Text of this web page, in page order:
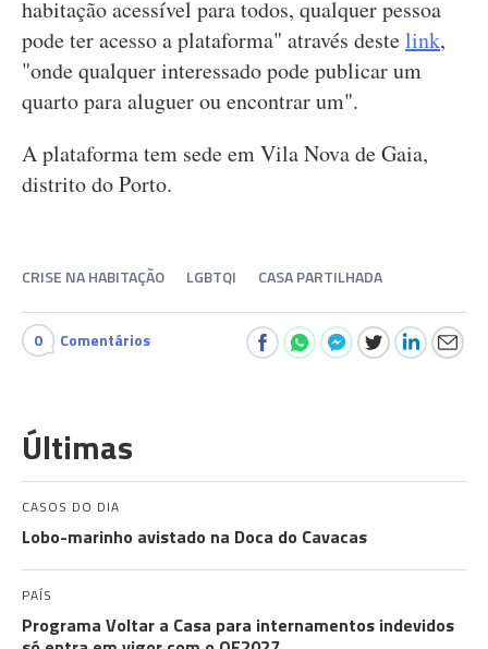
habitação acessível para todos, qualquer pessoa
pode ter acesso a plataforma" através destelink,
"onde qualquer interessado pode publicar um
quarto para aluguer ou encontrar um".
A plataforma tem sede em Vila Nova de Gaia,
distrito do Porto.
CRISE NA HABITAÇÃO LGBTQI CASA PARTILHADA
0 Comentários
Últimas
CASOS DO DIA
Lobo-marinho avistado na Doca do Cavacas
PAÍS
Programa Voltar a Casa para internamentos indevidos